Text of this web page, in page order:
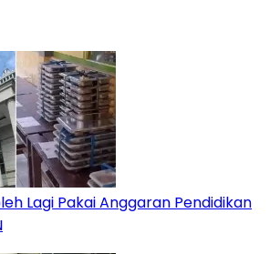
Lagi Pakai Anggaran Pendidikan